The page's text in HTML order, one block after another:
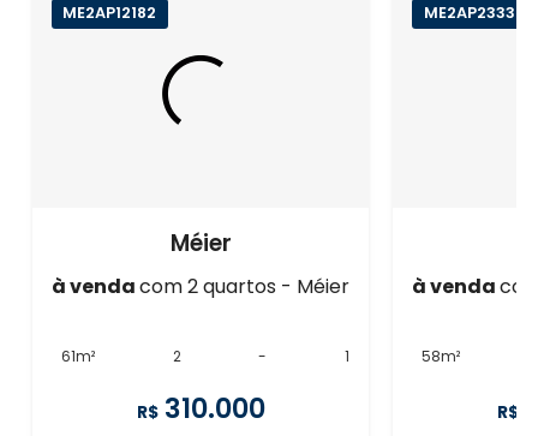
ME2AP12182
Méier
à vendacom 2 quartos - Méier
61m² 2 - 1
R$ 310.000
ME2AP23332
à venda
58m²
R$